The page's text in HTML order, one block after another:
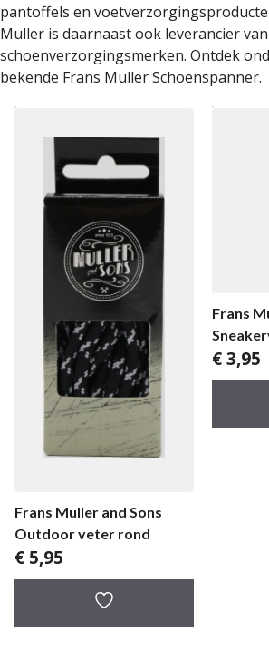
pantoffels en
Muller is daarnaast ook leverancier
schoenverzorgingsmerken. Ontdek
bekende Frans Muller Schoenspanner.
Frans Muller and Sons
Outdoor veter rond
€ 5,95
Frans
€3,95